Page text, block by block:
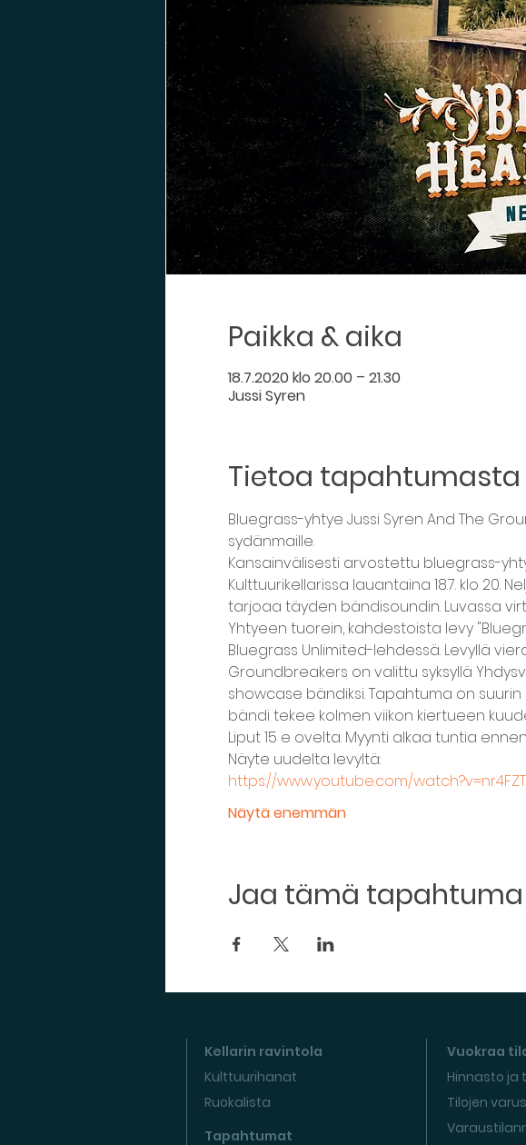
Paikka & aika
18.7.2020 klo 20.00 – 21.30
Jussi Syren
Tietoa tapahtumasta
Bluegrass-yhtye Jussi Syren And The
sydänmaille.
Kansainvälisesti arvostettu bluegrass-
Kulttuurikellarissa lauantaina 18.7. klo 20.
tarjoaa täyden bändisoundin. Luvassa
Yhtyeen tuorein, kahdestoista levy
Bluegrass Unlimited-lehdessä. Levyllä
Groundbreakers on valittu syksyllä
showcase bändiksi. Tapahtuma on suurin
bändi tekee kolmen viikon kiertueen
Liput 15 e ovelta. Myynti alkaa tuntia
Näyte uudelta levyltä:
https://www.youtube.com/
Näytä enemmän
Jaa tämä tapahtuma
Kellarin ravintola
Kulttuurihanat
Ruokalista
Tapahtumat
Vuokraa
Hinnasto
Tilojen